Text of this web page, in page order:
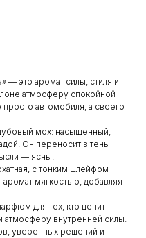
это аромат силы, стиля и
атмосферу спокойной
автомобиля, а своего
мох: насыщенный,
Он переносит в тень
— ясны.
с тонким шлейфом
аромат мягкостью, добавляя
для тех, кто ценит
атмосферу внутренней силы.
уверенных решений и